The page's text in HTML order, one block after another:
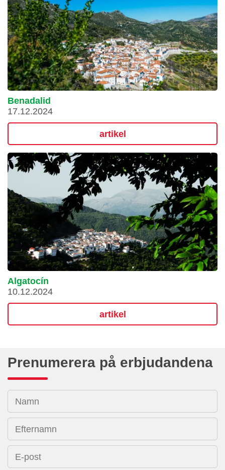
Benadalid
17.12.2024
artikel
Algatocín
10.12.2024
artikel
Prenumerera på erbjudandena
Namn
Efternamn
E-post